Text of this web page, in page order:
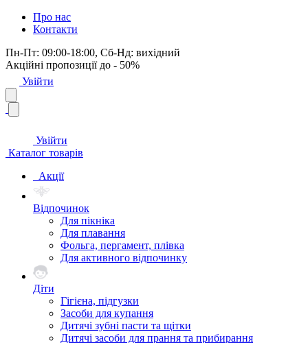
Про нас
Контакти
Пн-Пт: 09:00-18:00, Сб-Нд: вихідний
Акційні пропозиції до - 50%
Увійти
Увійти
Каталог товарів
Акції
Відпочинок
Для пікніка
Для плавання
Фольга, пергамент, плівка
Для активного відпочинку
Діти
Гігієна, підгузки
Засоби для купання
Дитячі зубні пасти та щітки
Дитячі засоби для прання та прибирання